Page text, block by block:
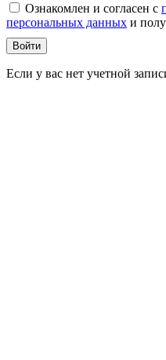
Ознакомлен и согласен c
персональных данных и
Войти
Если у вас нет учетной